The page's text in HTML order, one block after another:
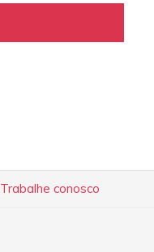
Trabalhe conosco